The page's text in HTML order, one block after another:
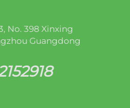
No. 398 Xinxing
Guangdong